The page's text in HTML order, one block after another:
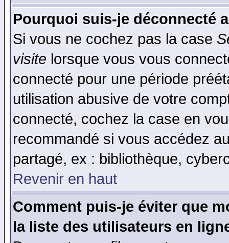
Pourquoi suis-je déconnecté
Si vous ne cochez pas la case
visite lorsque vous vous
connecté pour une période
utilisation abusive de votre
connecté, cochez la case en
recommandé si vous accédez
partagé, ex : bibliothèque,
Revenir en haut
Comment puis-je éviter que
la liste des utilisateurs en